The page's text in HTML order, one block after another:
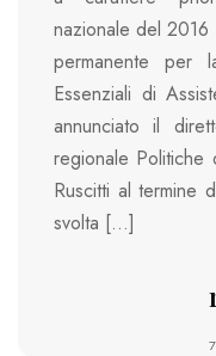
nazionale del
permanente per
Essenziali di
annunciato il
regionale Politiche
Ruscitti al termine
svolta […]